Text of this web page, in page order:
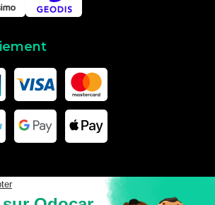
ici, particulièrement la base de donnée